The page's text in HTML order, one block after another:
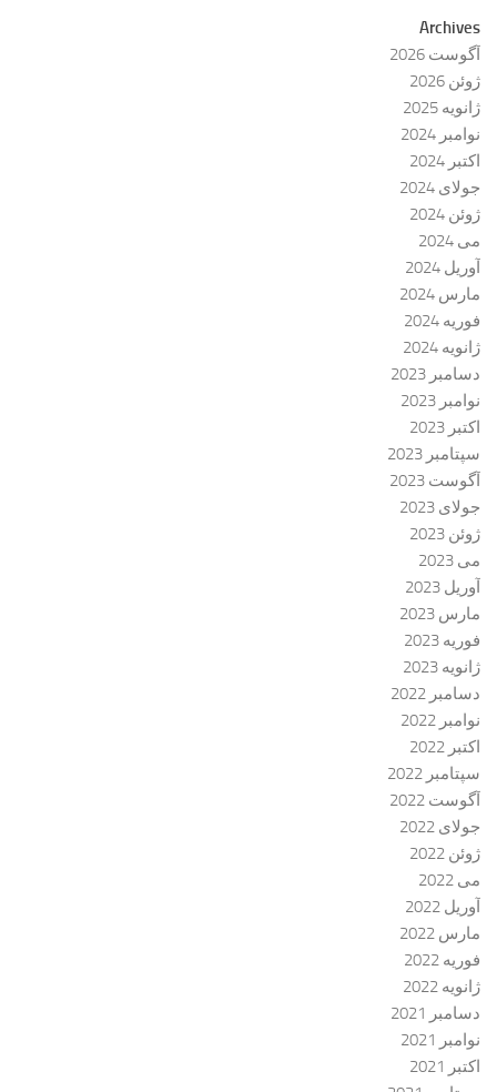
Archives
آگوست 2026
ژوئن 2026
ژانویه 2025
نوامبر 2024
اکتبر 2024
جولای 2024
ژوئن 2024
می 2024
آوریل 2024
مارس 2024
فوریه 2024
ژانویه 2024
دسامبر 2023
نوامبر 2023
اکتبر 2023
سپتامبر 2023
آگوست 2023
جولای 2023
ژوئن 2023
می 2023
آوریل 2023
مارس 2023
فوریه 2023
ژانویه 2023
دسامبر 2022
نوامبر 2022
اکتبر 2022
سپتامبر 2022
آگوست 2022
جولای 2022
ژوئن 2022
می 2022
آوریل 2022
مارس 2022
فوریه 2022
ژانویه 2022
دسامبر 2021
نوامبر 2021
اکتبر 2021